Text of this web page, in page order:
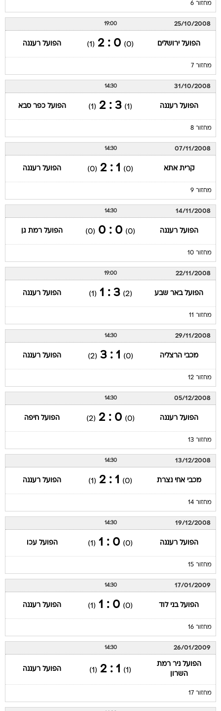
מחזור 6
25/10/2008
19:00
הפועל ירושלים (0)
0 : 2
(1) הפועל רעננה
מחזור 7
31/10/2008
14:30
הפועל רעננה (1)
3 : 2
(1) הפועל כפר סבא
מחזור 8
07/11/2008
14:30
קרית אתא (0)
1 : 2
(0) הפועל רעננה
מחזור 9
14/11/2008
14:30
הפועל רעננה (0)
0 : 0
(0) הפועל רמת גן
מחזור 10
22/11/2008
19:00
הפועל באר שבע (2)
3 : 1
(1) הפועל רעננה
מחזור 11
29/11/2008
14:30
מכבי הרצליה (0)
1 : 3
(2) הפועל רעננה
מחזור 12
05/12/2008
14:30
הפועל רעננה (0)
0 : 2
(2) הפועל חיפה
מחזור 13
13/12/2008
14:30
מכבי אחי נצרת (0)
1 : 2
(1) הפועל רעננה
מחזור 14
19/12/2008
14:30
הפועל רעננה (0)
0 : 1
(1) הפועל עכו
מחזור 15
17/01/2009
14:30
הפועל בני לוד (0)
0 : 1
(1) הפועל רעננה
מחזור 16
26/01/2009
14:30
הפועל ניר רמת
השרון
(1)
1 : 2
(1) הפועל רעננה
מחזור 17